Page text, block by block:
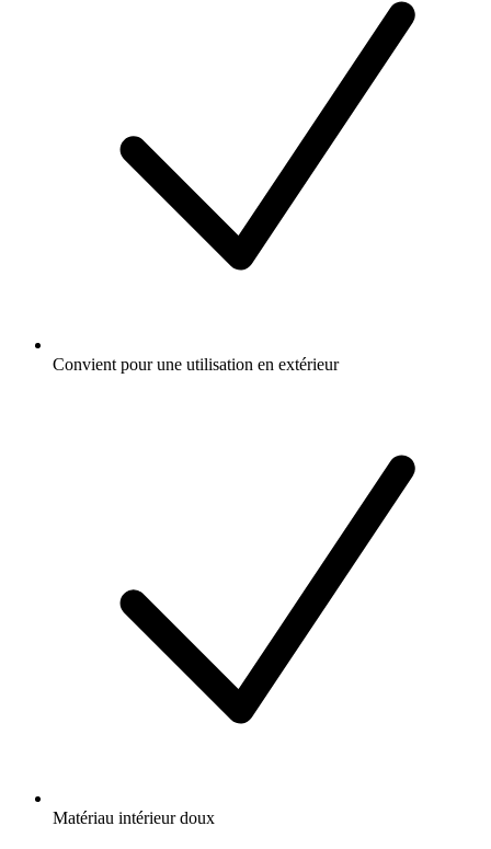
Convient pour une utilisation en extérieur
Matériau intérieur doux